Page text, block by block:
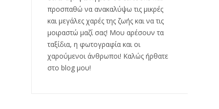
προσπαθώ να ανακαλύψω τις μικρές
και μεγάλες χαρές της ζωής και να τις
μοιραστώ μαζί σας! Μου αρέσουν τα
ταξίδια, η φωτογραφία και οι
χαρούμενοι άνθρωποι! Καλώς ήρθατε
στο blog μου!